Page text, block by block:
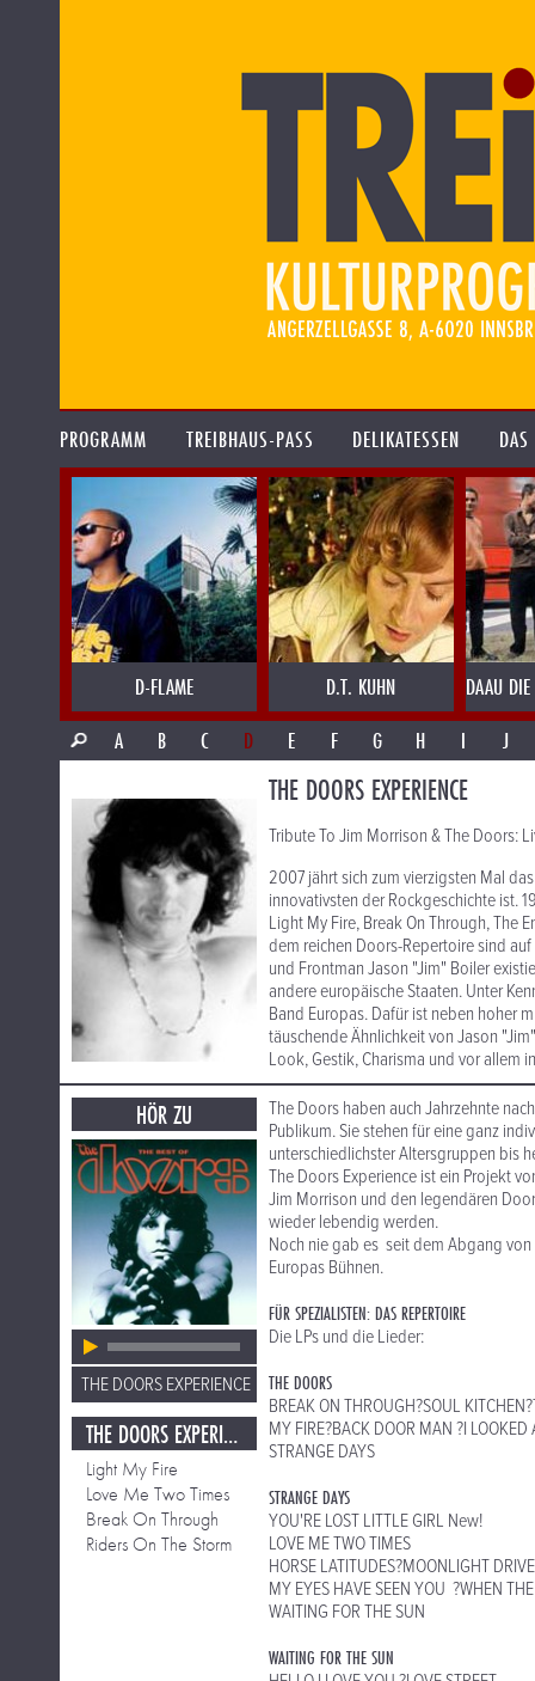
PROGRAMM TREIBHAUS-PASS DELIKATESSEN
D-FLAME D.T. KUHN
DAAU DIE
A
B C D E F G H I J
THE DOORS EXPERIENCE
Tribute To Jim Morrison & The Doors:
2007 jährt sich zum vierzigsten Mal
innovativsten der Rockgeschichte ist.
Light My Fire, Break On Through, The
dem reichen Doors-Repertoire sind
und Frontman Jason "Jim" Boiler
andere europäische Staaten. Unter
Band Europas. Dafür ist neben hoher
täuschende Ähnlichkeit von Jason
Look, Gestik, Charisma und vor allem
HÖR ZU
THE DOORS EXPERIENCE
THE DOORS EXPERIENCE
Light My Fire
Love Me Two Times
Break On Through
Riders On The Storm
The Doors haben auch Jahrzehnte
Publikum. Sie stehen für eine ganz
unterschiedlichster Altersgruppen bis
The Doors Experience ist ein Projekt
Jim Morrison und den legendären
wieder lebendig werden.
Noch nie gab es seit dem Abgang
Europas Bühnen.
FÜR SPEZIALISTEN: DAS REPERTOIRE
Die LPs und die Lieder:
THE DOORS
BREAK ON THROUGH?SOUL
MY FIRE?BACK DOOR MAN ?I
STRANGE DAYS
STRANGE DAYS
YOU'RE LOST LITTLE GIRL New!
LOVE ME TWO TIMES
HORSE LATITUDES?MOONLIGHT
MY EYES HAVE SEEN YOU ?WHEN
WAITING FOR THE SUN
WAITING FOR THE SUN